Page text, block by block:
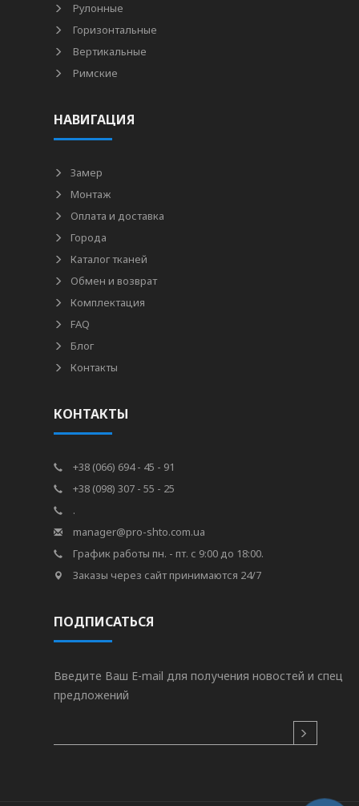
Рулонные
Горизонтальные
Вертикальные
Римские
НАВИГАЦИЯ
Замер
Монтаж
Оплата и доставка
Города
Каталог тканей
Обмен и возврат
Комплектация
FAQ
Блог
Контакты
КОНТАКТЫ
+38 (066) 694 - 45 - 91
+38 (098) 307 - 55 - 25
.
manager@pro-shto.com.ua
График работы пн. - пт. с 9:00 до 18:00.
Заказы через сайт принимаются 24/7
ПОДПИСАТЬСЯ
Введите Ваш E-mail для получения новостей и спец
предложений